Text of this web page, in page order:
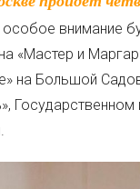
внимание
«Мастер и
на Большой